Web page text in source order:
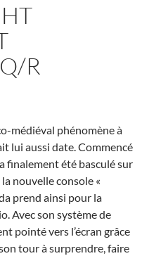
R
médiéval phénomène à
lui aussi date. Commencé
finalement été basculé sur
nouvelle console «
prend ainsi pour la
Avec son système de
pointé vers l’écran grâce
tour à surprendre, faire